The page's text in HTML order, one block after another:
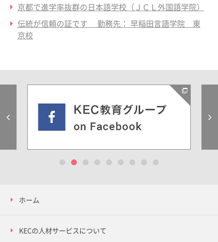
京都で進学率抜群の日本語学校（ＪＣＬ外国語学院）
伝統が信頼の証です 勤務先： 早稲田言語学院 東
京校
ホーム
KECの人材サービスについて